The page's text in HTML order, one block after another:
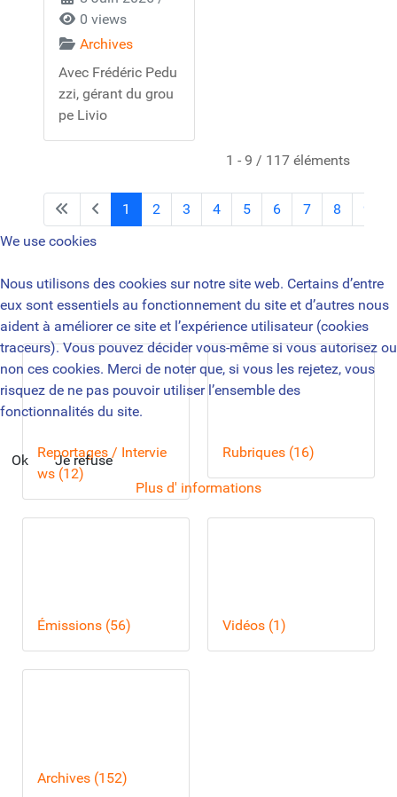
0 views
Archives
Avec Frédéric Pedu
zzi, gérant du grou
pe Livio
1 - 9 / 117 éléments
1 2 3 4 5 6 7 8 9
Reportages / Intervie
ws (12)
Rubriques (16)
Émissions (56) Vidéos (1)
Archives (152)
We use cookies
Nous utilisons des cookies sur notre site web. Certains d’entre
eux sont essentiels au fonctionnement du site et d’autres nous
aident à améliorer ce site et l’expérience utilisateur (cookies
traceurs). Vous pouvez décider vous-même si vous autorisez ou
non ces cookies. Merci de noter que, si vous les rejetez, vous
risquez de ne pas pouvoir utiliser l’ensemble des
fonctionnalités du site.
Ok
Je refuse
Plus d' informations